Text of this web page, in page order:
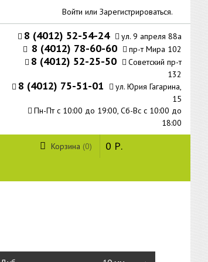
Войти или Зарегистрироваться.
8 (4012) 52-54-24 ул. 9 апреля 88а
8 (4012) 78-60-60 пр-т Мира 102
8 (4012) 52-25-50
Советский пр-т
132
8 (4012) 75-51-01
ул. Юрия Гагарина,
15
Пн-Пт с 10:00 до 19:00, Сб-Вс с 10:00 до
18:00
Корзина 0 0 Р.